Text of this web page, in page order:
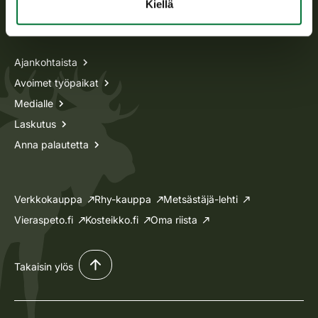
Kiellä
Tietoa meistä
Ajankohtaista
Avoimet työpaikat
Medialle
Laskutus
Anna palautetta
Verkkokauppa Rhy-kauppa
Metsästäjä-lehti
Vieraspeto.fi
Kosteikko.fi Oma riista
Takaisin ylös